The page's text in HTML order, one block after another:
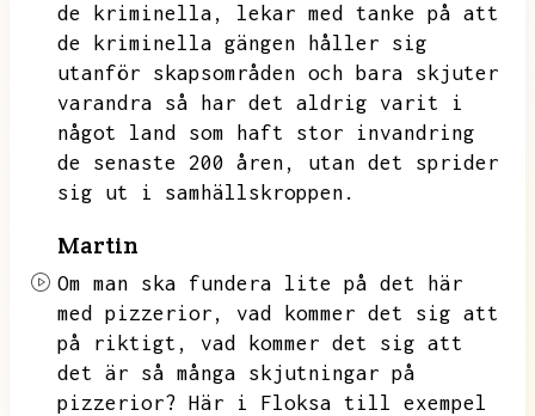
de kriminella,
lekar med tanke på att
de kriminella gängen håller sig
utanför skapsområden och bara skjuter
varandra så har det aldrig varit i
något land som haft stor invandring
de senaste 200 åren,
utan det sprider
sig ut i samhällskroppen.
Martin
Om man ska fundera lite på det här
med pizzerior,
vad kommer det sig att
på riktigt,
vad kommer det sig att
det är så många skjutningar på
pizzerior? Här i Floksa till exempel